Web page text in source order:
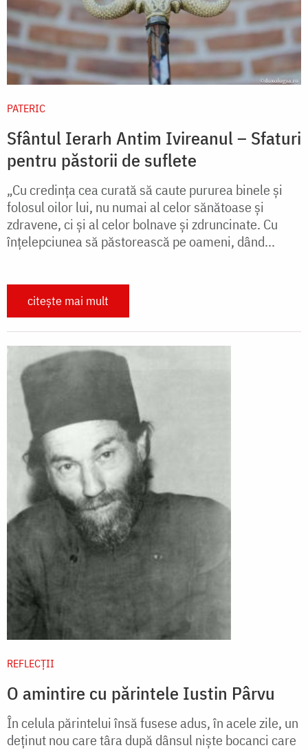
PATERIC
Sfântul Ierarh Antim Ivireanul – Sfaturi
pentru păstorii de suflete
„Cu credinţa cea curată să caute pururea binele şi
folosul oilor lui, nu numai al celor sănătoase şi
zdravene, ci şi al celor bolnave şi zdruncinate. Cu
înţelepciunea să păstorească pe oameni, dând...
citește mai mult
REFLECȚII
O amintire cu părintele Iustin Pârvu
În celula părintelui însă fusese adus, în acele zile, un
deţinut nou care târa după dânsul nişte bocanci care